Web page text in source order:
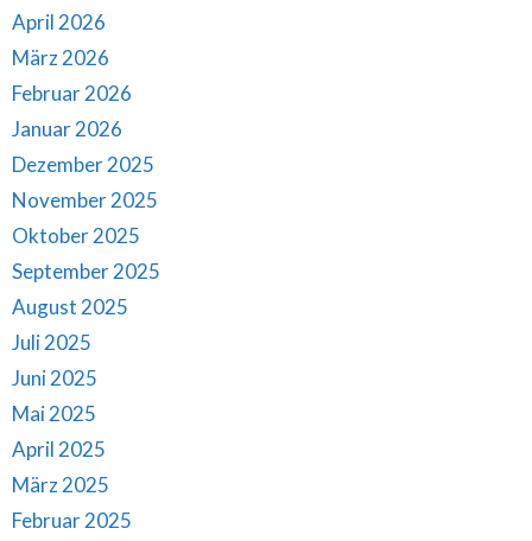
April 2026
März 2026
Februar 2026
Januar 2026
Dezember 2025
November 2025
Oktober 2025
September 2025
August 2025
Juli 2025
Juni 2025
Mai 2025
April 2025
März 2025
Februar 2025